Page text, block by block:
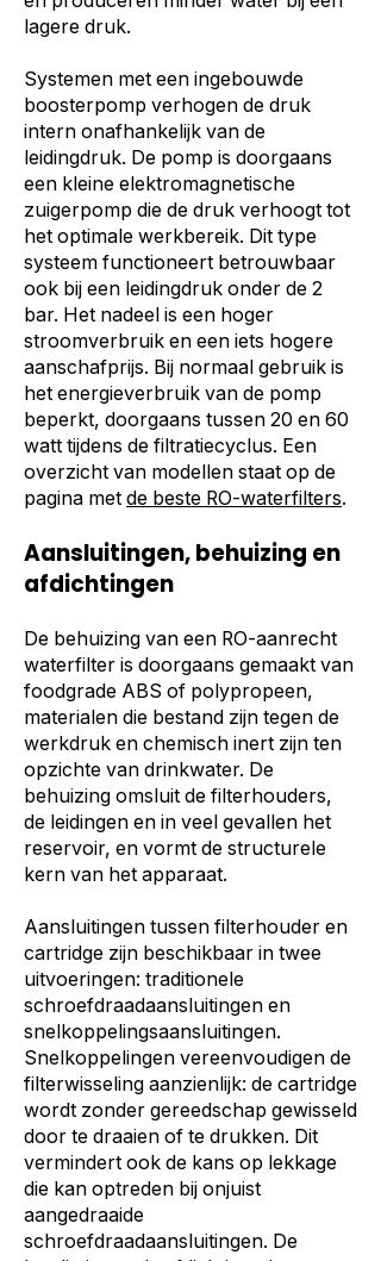
lagere druk.
Systemen met een ingebouwde
boosterpomp verhogen de druk
intern onafhankelijk van de
leidingdruk. De pomp is doorgaans
een kleine elektromagnetische
zuigerpomp die de druk verhoogt tot
het optimale werkbereik. Dit type
systeem functioneert betrouwbaar
ook bij een leidingdruk onder de 2
bar. Het nadeel is een hoger
stroomverbruik en een iets hogere
aanschafprijs. Bij normaal gebruik is
het energieverbruik van de pomp
beperkt, doorgaans tussen 20 en 60
watt tijdens de filtratiecyclus. Een
overzicht van modellen staat op de
pagina met de beste RO-waterfilters.
Aansluitingen, behuizing en
afdichtingen
De behuizing van een RO-aanrecht
waterfilter is doorgaans gemaakt van
foodgrade ABS of polypropeen,
materialen die bestand zijn tegen de
werkdruk en chemisch inert zijn ten
opzichte van drinkwater. De
behuizing omsluit de filterhouders,
de leidingen en in veel gevallen het
reservoir, en vormt de structurele
kern van het apparaat.
Aansluitingen tussen filterhouder en
cartridge zijn beschikbaar in twee
uitvoeringen: traditionele
schroefdraadaansluitingen en
snelkoppelingsaansluitingen.
Snelkoppelingen vereenvoudigen de
filterwisseling aanzienlijk: de cartridge
wordt zonder gereedschap gewisseld
door te draaien of te drukken. Dit
vermindert ook de kans op lekkage
die kan optreden bij onjuist
aangedraaide
schroefdraadaansluitingen. De